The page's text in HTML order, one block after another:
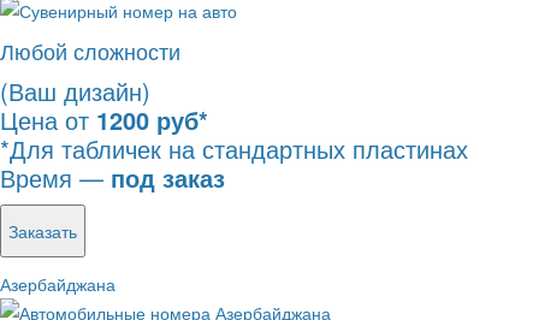
Любой сложности
(Ваш дизайн)
Цена от 1200 руб*
*Для табличек на стандартных пластинах
Время — под заказ
Заказать
Азербайджана